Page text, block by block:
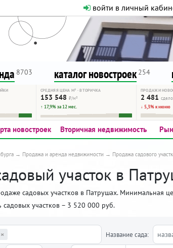
войти в личный
Никакого
как он помогает
8703 каталог новостроек 254
СРЕДНЯЯ ЦЕНА М² · ВТОРИЧКА
153 548 ₽/м²
↑ 17,9% за 12 мес.
ПРОДАЖИ
2 481
↓ 5,3% к июню
новостроек Вторичная недвижимость
Продажа и аренда недвижимости Продажа садового
участок в
садовых участков в Патрушах. Минимальная
садовых участков – 3 520 000 руб.
× Название сада: